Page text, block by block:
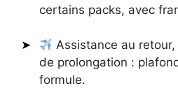
certains packs, avec
Assistance au
de prolongation :
formule.